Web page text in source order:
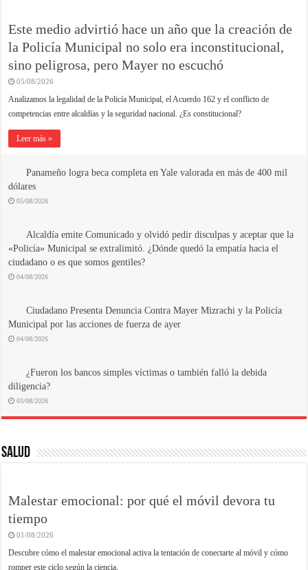
Este medio advirtió hace un año que la creación de
la Policía Municipal no solo era inconstitucional,
sino peligrosa, pero Mayer no escuchó
05/08/2026
Analizamos la legalidad de la Policía Municipal, el Acuerdo 162 y el conflicto de
competencias entre alcaldías y la seguridad nacional. ¿Es constitucional?
Leer más »
Panameño logra beca completa en Yale valorada en más de 400 mil
dólares
05/08/2026
Alcaldía emite Comunicado y olvidó pedir disculpas y aceptar que la
«Policía» Municipal se extralimitó. ¿Dónde quedó la empatía hacia el
ciudadano o es que somos gentiles?
04/08/2026
Ciudadano Presenta Denuncia Contra Mayer Mizrachi y la Policía
Municipal por las acciones de fuerza de ayer
04/08/2026
¿Fueron los bancos simples víctimas o también falló la debida
diligencia?
03/08/2026
SALUD
Malestar emocional: por qué el móvil devora tu
tiempo
01/08/2026
Descubre cómo el malestar emocional activa la tentación de conectarte al móvil y cómo
romper este ciclo según la ciencia.